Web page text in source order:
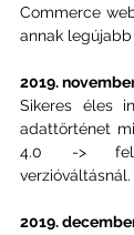
Commerce
annak legújabb
2019.
Sikeres éles
adattörténet
4.0 ->
verzióváltásnál.
2019.